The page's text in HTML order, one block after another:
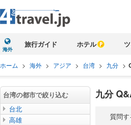
海外
旅行ガイド ホテル
ホーム > 海外 > アジア > 台湾 > 九分 >
九分
質問す
台湾の都市で絞り込む
台北
高雄